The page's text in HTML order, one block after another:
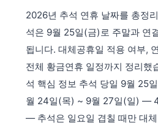
2026년 추석 연휴 날짜를 총정
석은 9월 25일(금)로 주말과 연
됩니다. 대체공휴일 적용 여부,
전체 황금연휴 일정까지 정리했
석 핵심 정보 추석 당일 9월 25
월 24일(목) ~ 9월 27일(일) —
— 추석은 일요일 겹칠 때만 대